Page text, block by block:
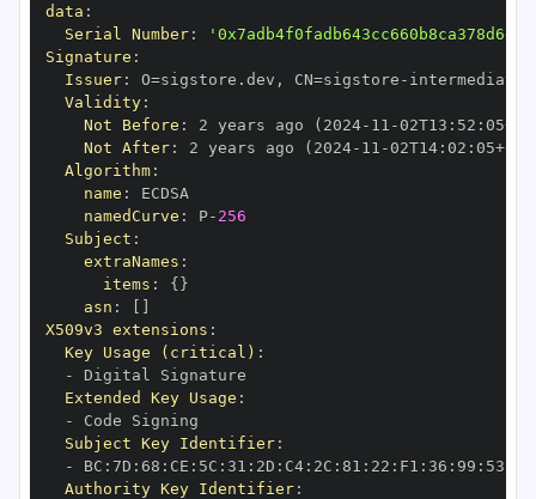
data :
Serial Number:
Signature :
Issuer: O=sigstore.dev , CN=sigstore -
Validity:
Not Before : 2 years ago (2024- 11 -02T13 : 52 : 05+00
Not After: 2 years ago (2024- 11 -02T14: 02 : 05+00
Algorithm:
name :
namedCurve : P- 256
Subject :
extraNames :
items : { }
asn :
X509v3 extensions :
Key Usage (critical) :
-
Extended Key Usage :
-
Subject Key Identifier:
-
BC : 7D : 68 : CE : 5C : 31 : 2D : C4: 2C : 81 : 22 : F1 : 36 : 99 : 53
Authority Key Identifier: